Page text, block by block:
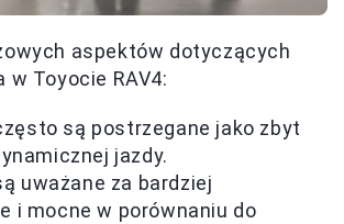
aspektów dotyczących
w Toyocie RAV4:
są postrzegane jako zbyt
jazdy.
uważane za bardziej
i mocne w porównaniu do